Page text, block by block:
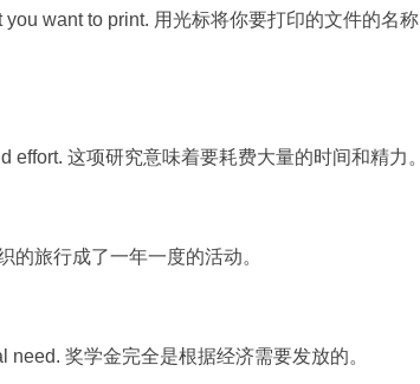
you want to print. 用光标将你要打印的文件的名称
effort. 这项研究意味着要耗费大量的时间和精力。
的旅行成了一年一度的活动。
need. 奖学金完全是根据经济需要发放的。